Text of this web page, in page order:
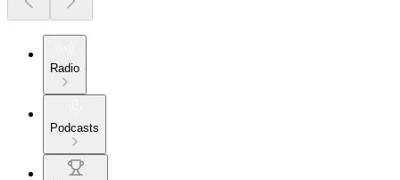
Radio
Podcasts